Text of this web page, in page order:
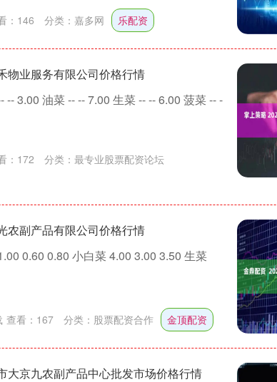
： 146 分类： 嘉多网 乐配资
物业服务有限公司价格行情
3.00 油菜 -- -- 7.00 生菜 -- -- 6.00 菠菜 -- -
： 172 分类： 最专业股票配资论坛
农副产品有限公司价格行情
0.60 0.80 小白菜 4.00 3.00 3.50 生菜
查看： 167 分类： 股票配资合作 金顶配资
大京九农副产品中心批发市场价格行情